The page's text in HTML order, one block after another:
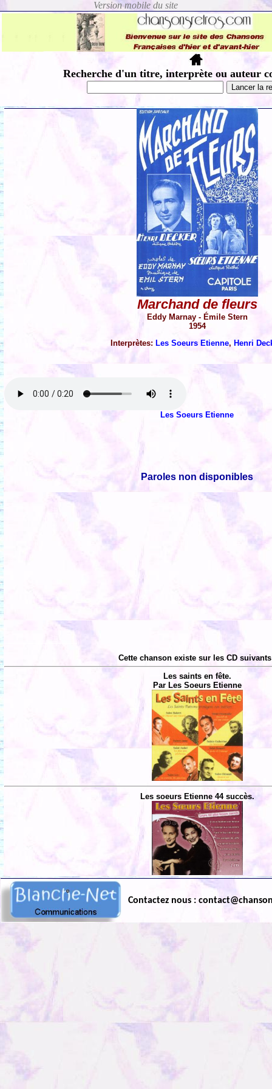
Recherche d'un titre, interprète ou auteur
Marchand de fleurs
Eddy Marnay - Émile Stern
1954
Interprètes: Les Soeurs Etienne, Henri
Les Soeurs Etienne
Paroles non disponibles
Cette chanson existe sur les CD
Les saints en fête.
Par Les Soeurs Etienne
Les soeurs Etienne 44 succès.
Contactez nous :